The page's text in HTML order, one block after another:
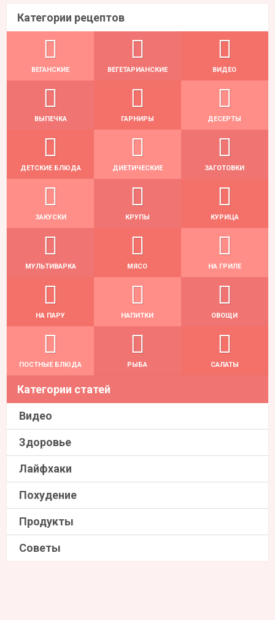
Категории рецептов
ВЕГАНСКИЕ ВЕГЕТАРИАНСКИЕ ВИДЕО
ВЫПЕЧКА ГАРНИРЫ ДЕСЕРТЫ
ДЕТСКИЕ БЛЮДА ДИЕТИЧЕСКИЕ ЗАГОТОВКИ
ЗАКУСКИ КРУПЫ КУРИЦА
МУЛЬТИВАРКА МЯСО НА ГРИЛЕ
НА ПАРУ НАПИТКИ ОВОЩИ
ПОСТНЫЕ БЛЮДА РЫБА САЛАТЫ
Категории статей
Видео
Здоровье
Лайфхаки
Похудение
Продукты
Советы